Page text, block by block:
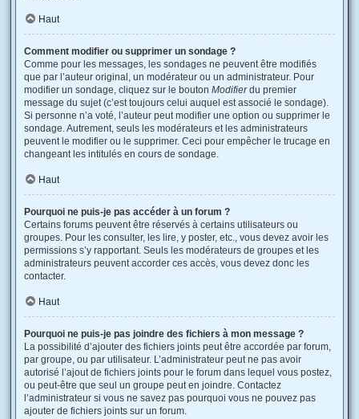
Haut
Comment modifier ou supprimer un sondage ?
Comme pour les messages, les sondages ne peuvent être modifiés
que par l’auteur original, un modérateur ou un administrateur. Pour
modifier un sondage, cliquez sur le bouton Modifierdu premier
message du sujet (c’est toujours celui auquel est associé le sondage).
Si personne n’a voté, l’auteur peut modifier une option ou supprimer le
sondage. Autrement, seuls les modérateurs et les administrateurs
peuvent le modifier ou le supprimer. Ceci pour empêcher le trucage en
changeant les intitulés en cours de sondage.
Haut
Pourquoi ne puis-je pas accéder à un forum ?
Certains forums peuvent être réservés à certains utilisateurs ou
groupes. Pour les consulter, les lire, y poster, etc., vous devez avoir les
permissions s’y rapportant. Seuls les modérateurs de groupes et les
administrateurs peuvent accorder ces accès, vous devez donc les
contacter.
Haut
Pourquoi ne puis-je pas joindre des fichiers à mon message ?
La possibilité d’ajouter des fichiers joints peut être accordée par forum,
par groupe, ou par utilisateur. L’administrateur peut ne pas avoir
autorisé l’ajout de fichiers joints pour le forum dans lequel vous postez,
ou peut-être que seul un groupe peut en joindre. Contactez
l’administrateur si vous ne savez pas pourquoi vous ne pouvez pas
ajouter de fichiers joints sur un forum.